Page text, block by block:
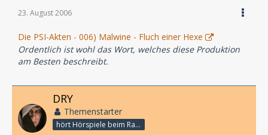
23. August 2006
Die PSI-Akten - 006) Malwine - Fluch einer Hexe
Ordentlich ist wohl das Wort, welches diese Produktion
am Besten beschreibt.
DRY
Themenstarter
hört Hörspiele beim Rasenmähen